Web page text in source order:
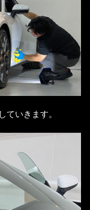
ていきます。